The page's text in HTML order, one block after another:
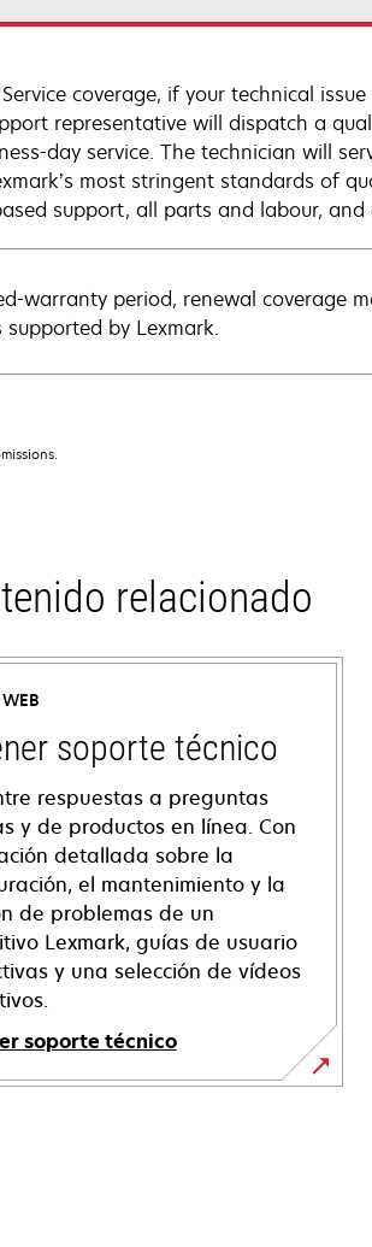
coverage, if your technical
representative will dispatch a
day service. The technician will
most stringent standards of
support, all parts and labour,
warranty period, renewal coverage
by Lexmark.
relacionado
soporte técnico
respuestas a preguntas
y de productos en línea. Con
detallada sobre la
el mantenimiento y la
de problemas de un
Lexmark, guías de usuario
y una selección de vídeos
soporte técnico